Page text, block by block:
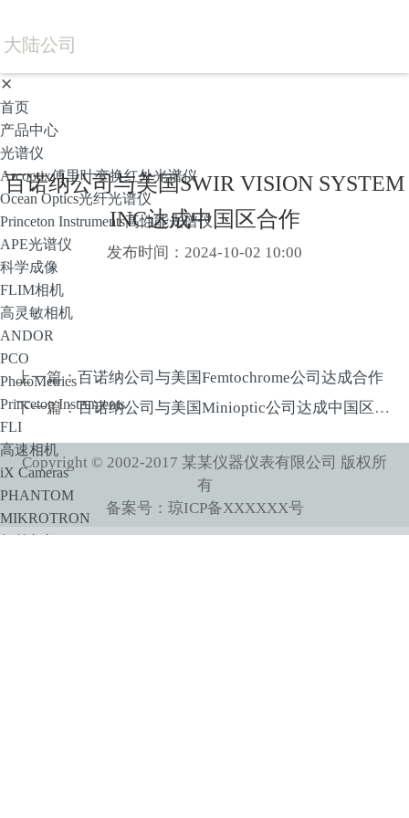
大陆公司
✕
首页
产品中心
光谱仪
Arcoptix傅里叶变换红外光谱仪
Ocean Optics光纤光谱仪
Princeton Instruments高性能光谱仪
APE光谱仪
科学成像
FLIM相机
高灵敏相机
ANDOR
PCO
PhotoMetrics
Princeton Instruments
FLI
高速相机
iX Cameras
PHANTOM
MIKROTRON
百诺纳公司与美国SWIR VISION SYSTEM
INC达成中国区合作
发布时间：2024-10-02 10:00
上一篇：百诺纳公司与美国Femtochrome公司达成合作
下一篇：百诺纳公司与美国Minioptic公司达成中国区合作
Copyright © 2002-2017 某某仪器仪表有限公司 版权所
有
备案号：琼ICP备XXXXXX号